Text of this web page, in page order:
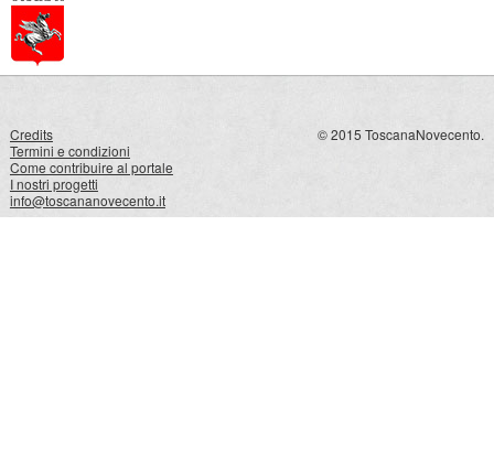
Credits
Termini e condizioni
Come contribuire al portale
I nostri progetti
info@toscananovecento.it
© 2015 ToscanaNovecento.